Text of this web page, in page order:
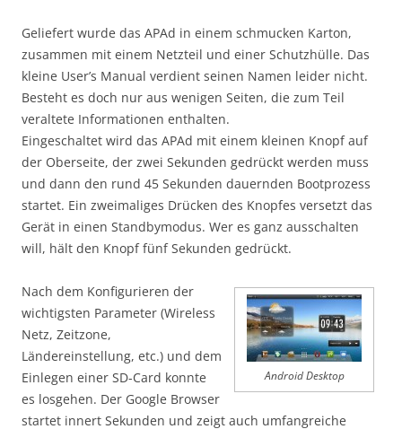
Geliefert wurde das APAd in einem schmucken Karton,
zusammen mit einem Netzteil und einer Schutzhülle. Das
kleine User’s Manual verdient seinen Namen leider nicht.
Besteht es doch nur aus wenigen Seiten, die zum Teil
veraltete Informationen enthalten.
Eingeschaltet wird das APAd mit einem kleinen Knopf auf
der Oberseite, der zwei Sekunden gedrückt werden muss
und dann den rund 45 Sekunden dauernden Bootprozess
startet. Ein zweimaliges Drücken des Knopfes versetzt das
Gerät in einen Standbymodus. Wer es ganz ausschalten
will, hält den Knopf fünf Sekunden gedrückt.
Android Desktop
Nach dem Konfigurieren der
wichtigsten Parameter (Wireless
Netz, Zeitzone,
Ländereinstellung, etc.) und dem
Einlegen einer SD-Card konnte
es losgehen. Der Google Browser
startet innert Sekunden und zeigt auch umfangreiche